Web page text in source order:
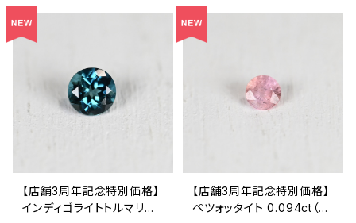
【店舗3周年記念特別価格】
インディゴライトトルマリン
【店舗3周年記念特別価格】
ペツォッタイト 0.094ct（ソ